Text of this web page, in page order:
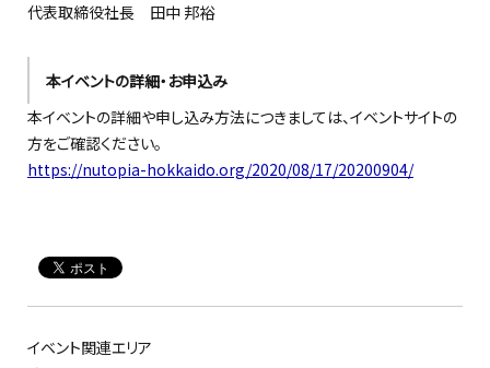
代表取締役社長 田中 邦裕
本イベントの詳細・お申込み
本イベントの詳細や申し込み方法につきましては、イベントサイトの
方をご確認ください。
https://nutopia-hokkaido.org/2020/08/17/20200904/
イベント関連エリア